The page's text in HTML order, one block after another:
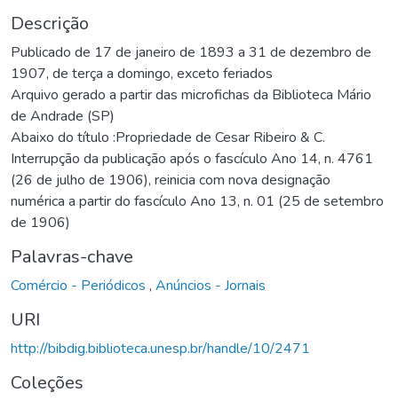
Descrição
Publicado de 17 de janeiro de 1893 a 31 de dezembro de
1907, de terça a domingo, exceto feriados
Arquivo gerado a partir das microfichas da Biblioteca Mário
de Andrade (SP)
Abaixo do título :Propriedade de Cesar Ribeiro & C.
Interrupção da publicação após o fascículo Ano 14, n. 4761
(26 de julho de 1906), reinicia com nova designação
numérica a partir do fascículo Ano 13, n. 01 (25 de setembro
de 1906)
Palavras-chave
Comércio - Periódicos , Anúncios - Jornais
URI
http://bibdig.biblioteca.unesp.br/handle/10/2471
Coleções